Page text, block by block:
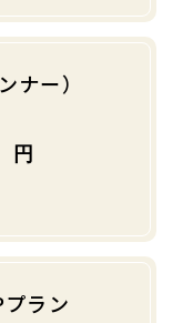
ナー）
ラン